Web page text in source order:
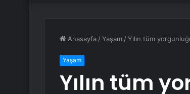
Anasayfa /Yaşam /Yılın tüm
Yaşam
Yılın tüm